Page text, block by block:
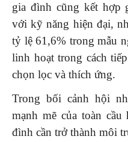
gia đình cũng kết hợp
với kỹ năng hiện đại,
tỷ lệ 61,6% trong mẫu
linh hoạt trong cách
chọn lọc và thích ứng.
Trong bối cảnh hội
mạnh mẽ của toàn
đình cần trở thành môi